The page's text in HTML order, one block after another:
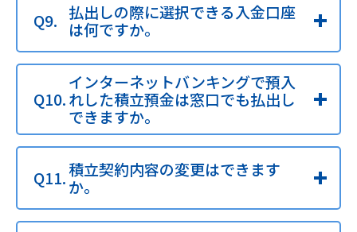
払出しの際に選択できる入金口座
は何ですか。
インターネットバンキングで預入
れした積立預金は窓口でも払出し
できますか。
積立契約内容の変更はできます
か。